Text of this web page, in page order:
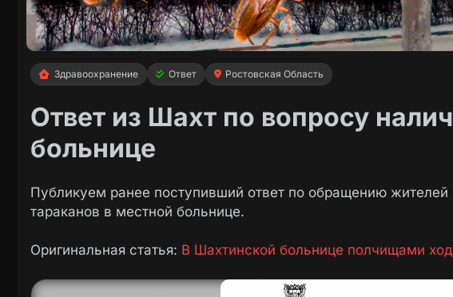
Здравоохранение Ответ Ростовская Область
Ответ из Шахт по вопросу
больнице
Публикуем ранее поступивший ответ по обращению
тараканов в местной больнице.
Оригинальная статья: В Шахтинской больнице полчищами